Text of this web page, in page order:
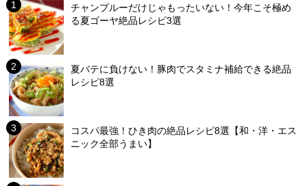
チャンプルーだけじゃもったいない！今年こそ極め
る夏ゴーヤ絶品レシピ3選
夏バテに負けない！豚肉でスタミナ補給できる絶品
レシピ8選
コスパ最強！ひき肉の絶品レシピ8選【和・洋・エス
ニック全部うまい】